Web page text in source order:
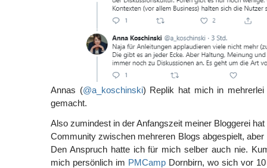
Annas (@a_koschinski) Replik hat mich in mehrerlei
gemacht.
Also zumindest in der Anfangszeit meiner Bloggerei
Community zwischen mehreren Blogs abgespielt,
Den Anspruch hatte ich für mich selber auch nie.
mich persönlich im PMCamp Dornbirn, wo sich vor